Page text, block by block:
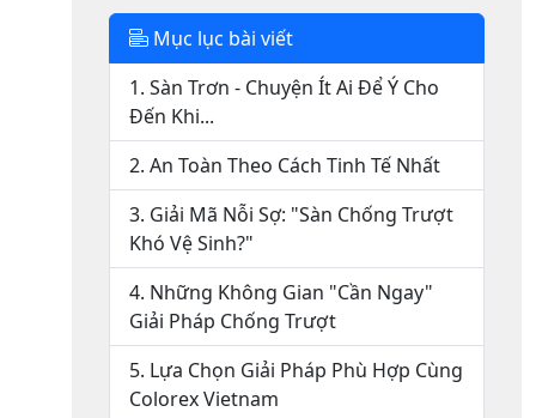
Mục lục bài viết
1. Sàn Trơn - Chuyện Ít Ai Để Ý Cho
Đến Khi...
2. An Toàn Theo Cách Tinh Tế Nhất
3. Giải Mã Nỗi Sợ: "Sàn Chống Trượt
Khó Vệ Sinh?"
4. Những Không Gian "Cần Ngay"
Giải Pháp Chống Trượt
5. Lựa Chọn Giải Pháp Phù Hợp Cùng
Colorex Vietnam